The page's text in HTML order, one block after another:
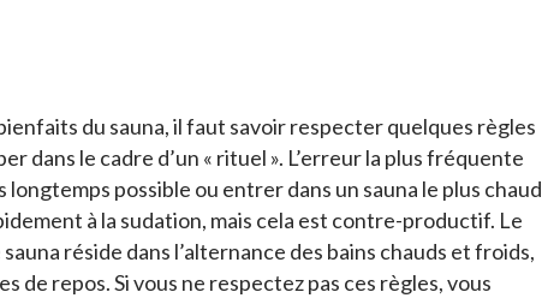
du sauna, il faut savoir respecter quelques règles
dans le cadre d’un « rituel ». L’erreur la plus fréquente
possible ou entrer dans un sauna le plus chaud
à la sudation, mais cela est contre-productif. Le
réside dans l’alternance des bains chauds et froids,
de repos. Si vous ne respectez pas ces règles, vous